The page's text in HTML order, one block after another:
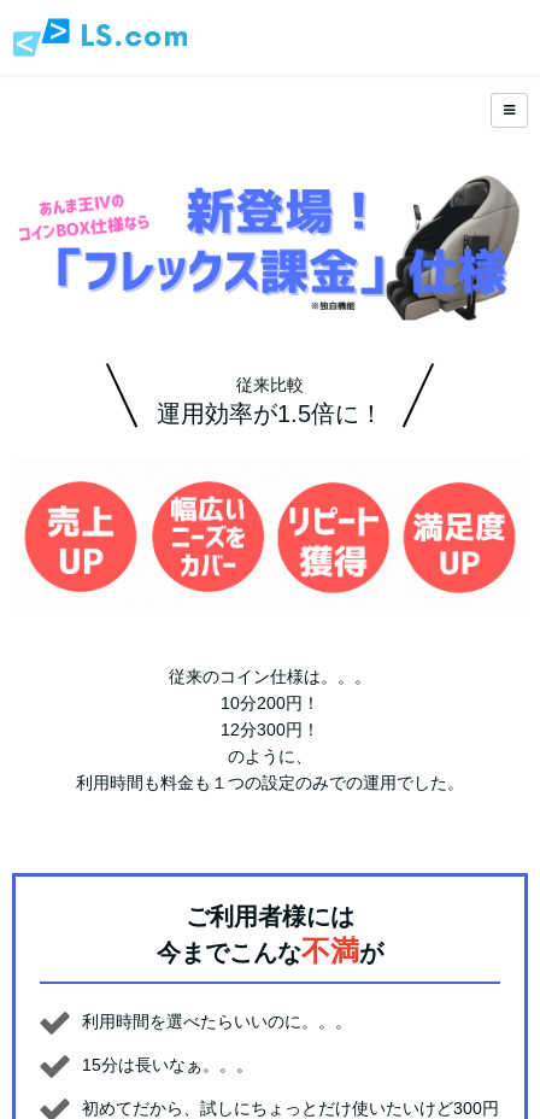
従来比較
運用効率が1.5倍に！
従来のコイン仕様は。。。
10分200円！
12分300円！
のように、
利用時間も料金も１つの設定のみでの運用でした。
ご利用者様には
今までこんな不満が
利用時間を選べたらいいのに。。。
15分は長いなぁ。。。
初めてだから、試しにちょっとだけ使いたいけど300円